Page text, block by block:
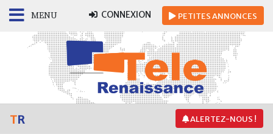
MENU CONNEXION PETITESANNONCES
ALERTEZ-NOUS !
TR